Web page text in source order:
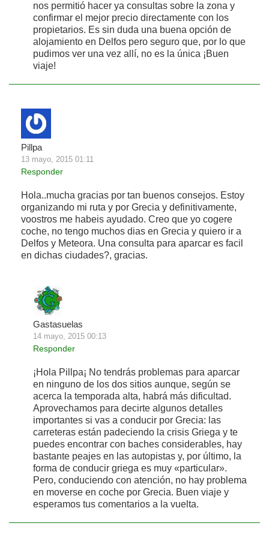
nos permitió hacer ya consultas sobre la zona y
confirmar el mejor precio directamente con los
propietarios. Es sin duda una buena opción de
alojamiento en Delfos pero seguro que, por lo que
pudimos ver una vez allí, no es la única ¡Buen
viaje!
Pillpa
13 mayo, 2015 01:11
Responder
Hola..mucha gracias por tan buenos consejos. Estoy
organizando mi ruta y por Grecia y definitivamente,
voostros me habeis ayudado. Creo que yo cogere
coche, no tengo muchos dias en Grecia y quiero ir a
Delfos y Meteora. Una consulta para aparcar es facil
en dichas ciudades?, gracias.
Gastasuelas
14 mayo, 2015 00:13
Responder
¡Hola Pillpa¡ No tendrás problemas para aparcar
en ninguno de los dos sitios aunque, según se
acerca la temporada alta, habrá más dificultad.
Aprovechamos para decirte algunos detalles
importantes si vas a conducir por Grecia: las
carreteras están padeciendo la crisis Griega y te
puedes encontrar con baches considerables, hay
bastante peajes en las autopistas y, por último, la
forma de conducir griega es muy «particular».
Pero, conduciendo con atención, no hay problema
en moverse en coche por Grecia. Buen viaje y
esperamos tus comentarios a la vuelta.